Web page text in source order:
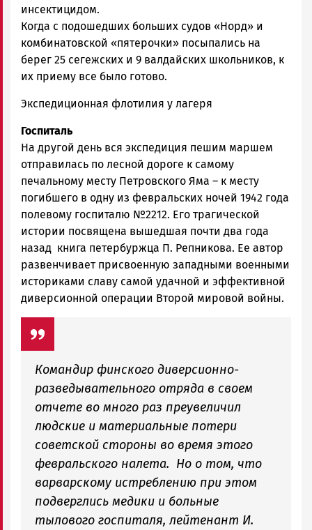
инсектицидом.
Когда с подошедших больших судов «Норд» и
комбинатовской «пятерочки» посыпались на
берег 25 сегежских и 9 валдайских школьников, к
их приему все было готово.
Экспедиционная флотилия у лагеря
Госпиталь
На другой день вся экспедиция пешим маршем
отправилась по лесной дороге к самому
печальному месту Петровского Яма – к месту
погибшего в одну из февральских ночей 1942 года
полевому госпиталю №2212. Его трагической
истории посвящена вышедшая почти два года
назад книга петербуржца П. Репникова. Ее автор
развенчивает присвоенную западными военными
историками славу самой удачной и эффективной
диверсионной операции Второй мировой войны.
Командир финского диверсионно-
разведывательного отряда в своем
отчете во много раз преувеличил
людские и материальные потери
советской стороны во время этого
февральского налета. Но о том, что
варварскому истреблению при этом
подверглись медики и больные
тылового госпиталя, лейтенант И.